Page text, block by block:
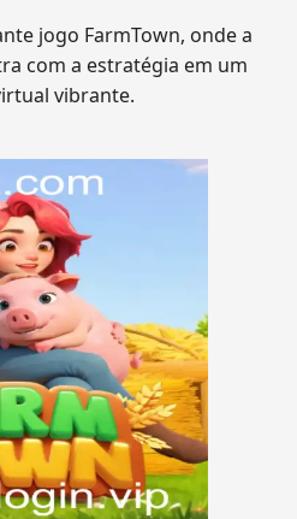
jogo FarmTown, onde a
com a estratégia em um
vibrante.